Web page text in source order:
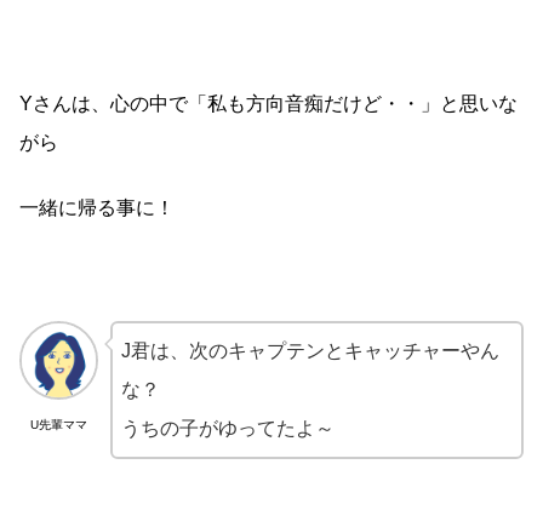
Yさんは、心の中で「私も方向音痴だけど・・」と思いな
がら
一緒に帰る事に！
U先輩ママ
J君は、次のキャプテンとキャッチャーやん
な？
うちの子がゆってたよ～